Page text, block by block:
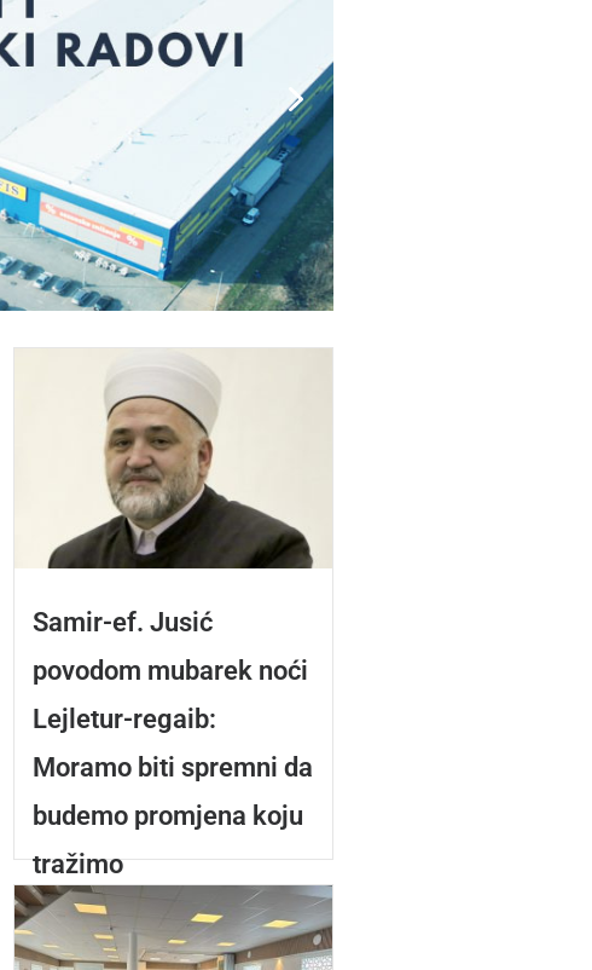
Samir-ef. Jusić
povodom mubarek noći
Lejletur-regaib:
Moramo biti spremni da
budemo promjena koju
tražimo
25/12/2025